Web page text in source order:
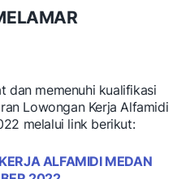
dan memenuhi kualifikasi
Lowongan Kerja Alfamidi
melalui link berikut:
ALFAMIDI MEDAN